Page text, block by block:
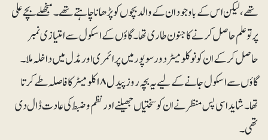
تھے، لیکن اس کے باوجود ان کے والد بچوں کو پڑھانا چاہتے تھے۔ منجھلے بچے علی
پر تو علم حاصل کرنے کا جنون طاری تھا۔ گاؤں کے اسکول سے امتیازی نمبر
حاصل کرکے ان کو نو کلومیٹر دور سوپور میں پرائمری اور مڈل میں داخلہ ملا۔
گاؤں سے اسکول جانے کے لیے یہ بچہ روز پیدل ۱۸کلومیٹر کا فاصلہ طے کرتا
تھا۔ شاید اسی پس منظر نے ان کو سختیاں جھیلنے اور نظم و ضبط کی عادت ڈال دی
تھی۔